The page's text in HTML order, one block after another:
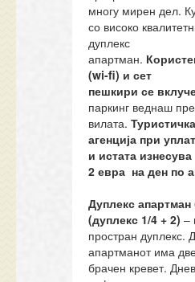
многу мирен дел.
со високо
дуплекс
апартман.
(wi-fi) и сет
пешкирисе
паркинг веднаш
вилата.
агенција при
и истата изнесува
2 евра на ден по
Дуплекс апартман
(дуплекс 1/4 +2) –
простран дуплекс.
апартманот има
брачен кревет.